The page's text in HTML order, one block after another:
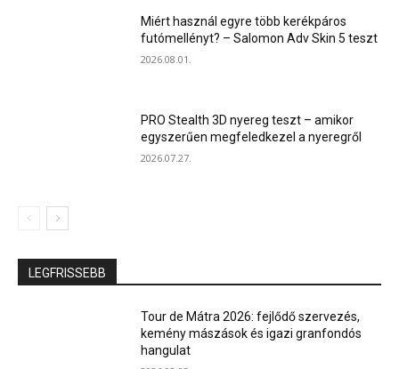
Miért használ egyre több kerékpáros
futómellényt? – Salomon Adv Skin 5 teszt
2026.08.01.
PRO Stealth 3D nyereg teszt – amikor
egyszerűen megfeledkezel a nyeregről
2026.07.27.
LEGFRISSEBB
Tour de Mátra 2026: fejlődő szervezés,
kemény mászások és igazi granfondós
hangulat